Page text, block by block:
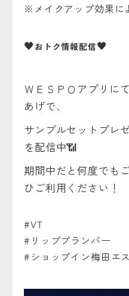
※メイクアップ効
🖤おトク情報配信🖤
ＷＥＳＰＯアプリに
あげで、
サンプルセットプレ
を配信中📶
期間中だと何度でも
ひご利用ください！
#VT
#リッププランパー
#ショップイン梅田エ